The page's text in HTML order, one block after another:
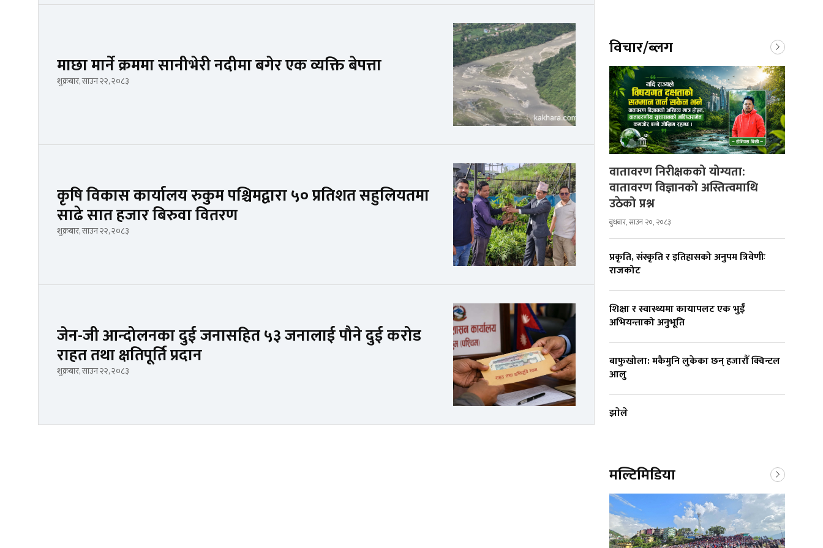
माछा मार्ने क्रममा सानीभेरी नदीमा बगेर एक व्यक्ति बेपत्ता
शुक्रबार, साउन २२, २०८३
कृषि विकास कार्यालय रुकुम पश्चिमद्वारा ५० प्रतिशत सहुलियतमा
साढे सात हजार बिरुवा वितरण
शुक्रबार, साउन २२, २०८३
जेन-जी आन्दोलनका दुई जनासहित ५३ जनालाई पौने दुई करोड
राहत तथा क्षतिपूर्ति प्रदान
शुक्रबार, साउन २२, २०८३
विचार/ब्लग
वातावरण निरीक्षकको योग्यता:
वातावरण विज्ञानको अस्तित्वमाथि
उठेको प्रश्न
बुधबार, साउन २०, २०८३
प्रकृति, संस्कृति र इतिहासको अनुपम त्रिवेणीः
राजकोट
शिक्षा र स्वास्थ्यमा कायापलट एक भुईँ
अभियन्ताको अनुभूति
बाफुखोला: मकैमुनि लुकेका छन् हजारौँ क्विन्टल
आलु
झाेले
मल्टिमिडिया